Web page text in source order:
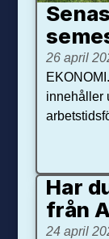
26 april
innehåller
Har
från
24 april